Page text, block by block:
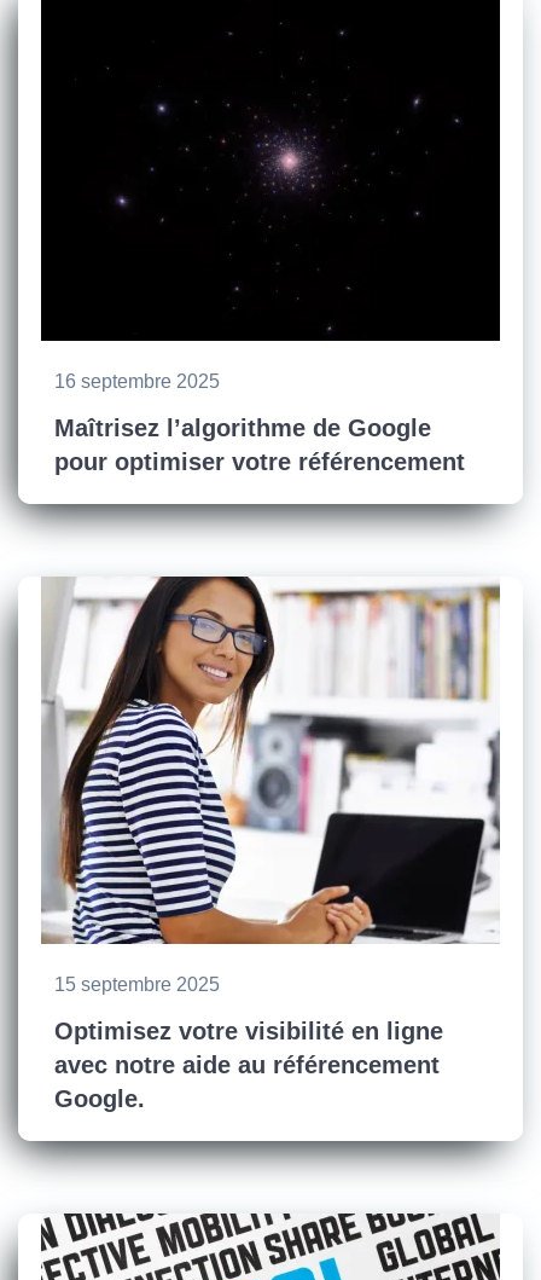
16 septembre 2025
Maîtrisez l’algorithme de Google
pour optimiser votre référencement
15 septembre 2025
Optimisez votre visibilité en ligne
avec notre aide au référencement
Google.